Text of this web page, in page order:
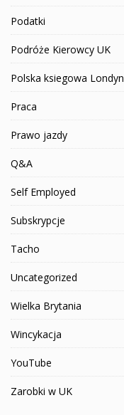
Podatki
Podróże Kierowcy UK
Polska ksiegowa Londyn
Praca
Prawo jazdy
Q&A
Self Employed
Subskrypcje
Tacho
Uncategorized
Wielka Brytania
Wincykacja
YouTube
Zarobki w UK